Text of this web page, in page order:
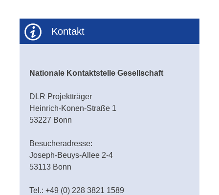
Kontakt
Nationale Kontaktstelle Gesellschaft
DLR Projektträger
Heinrich-Konen-Straße 1
53227 Bonn
Besucheradresse:
Joseph-Beuys-Allee 2-4
53113 Bonn
Tel.: +49 (0) 228 3821 1589